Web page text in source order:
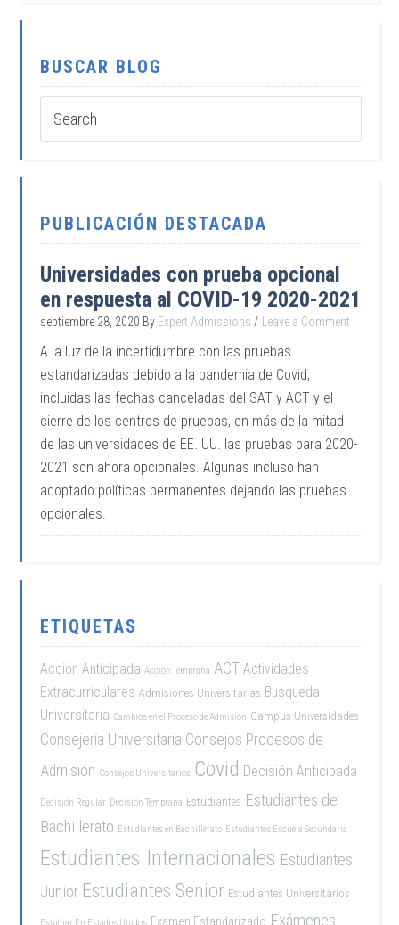
BUSCAR BLOG
PUBLICACIÓN DESTACADA
Universidades con prueba opcional
en respuesta al COVID-19 2020-2021
septiembre 28, 2020 By Expert Admissions Leave a Comment
A la luz de la incertidumbre con las pruebas
estandarizadas debido a la pandemia de Covid,
incluidas las fechas canceladas del SAT y ACT y el
cierre de los centros de pruebas, en más de la mitad
de las universidades de EE. UU. las pruebas para 2020-
2021 son ahora opcionales. Algunas incluso han
adoptado políticas permanentes dejando las pruebas
opcionales.
ETIQUETAS
Acción Anticipada Acción Temprana ACT Actividades
Extracurriculares Admisiones Universitarias Busqueda
Universitaria Cambios en el Proceso de Admisión Campus Universidades
Consejería Universitaria Consejos Procesos de
Admisión Consejos Universitarios Covid Decisión Anticipada
Decisión Regular Decisión Temprana Estudiantes Estudiantes de
Bachillerato Estudiantes en Bachillerato Estudiantes Escuela Secundaria
Estudiantes Internacionales Estudiantes
Junior Estudiantes Senior Estudiantes Universitarios
Examen Estandarizado Exámenes